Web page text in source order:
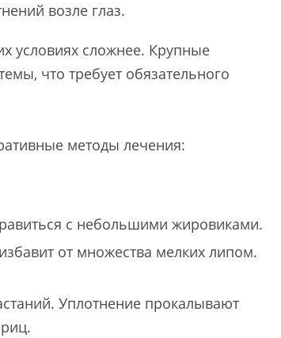
возле глаз.
условиях сложнее. Крупные
что требует обязательного
методы лечения:
с небольшими жировиками.
от множества мелких липом.
Уплотнение прокалывают